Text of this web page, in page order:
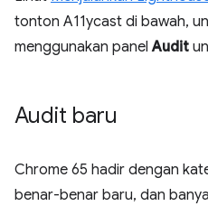
tonton A11ycast di bawah,
menggunakan panelAudit
Audit baru
Chrome 65 hadir dengan
benar-benar baru, dan